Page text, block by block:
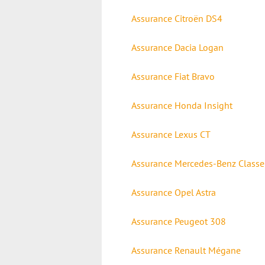
Assurance Citroën DS4
Assurance Dacia Logan
Assurance Fiat Bravo
Assurance Honda Insight
Assurance Lexus CT
Assurance Mercedes-Benz
Assurance Opel Astra
Assurance Peugeot 308
Assurance Renault Mégane